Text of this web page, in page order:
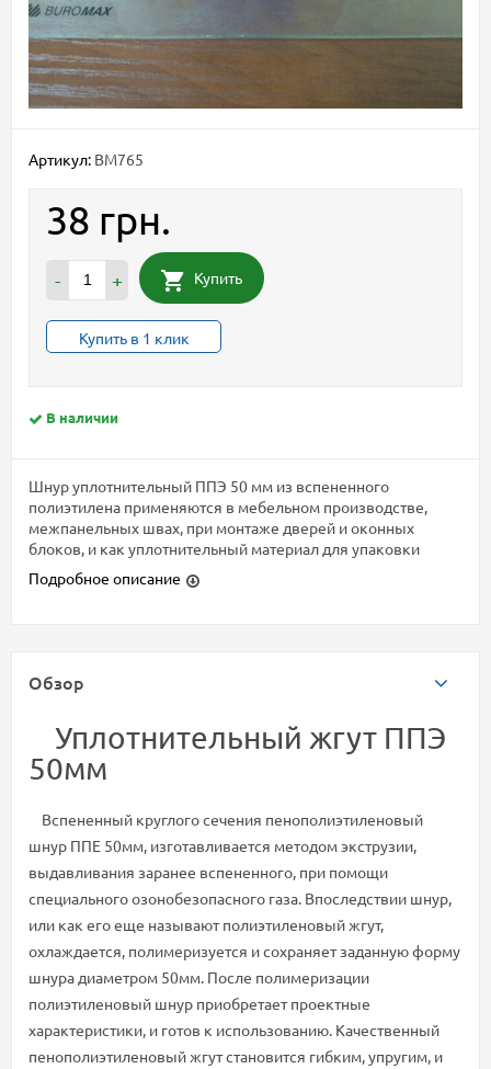
Артикул: BM765
38 грн.
- + Купить
Купить в 1 клик
В наличии
Шнур уплотнительный ППЭ 50 мм из вспененного
полиэтилена применяются в мебельном производстве,
межпанельных швах, при монтаже дверей и оконных
блоков, и как уплотнительный материал для упаковки
Подробное описание
Обзор
Уплотнительный жгут ППЭ
50мм
Вспененный круглого сечения пенополиэтиленовый
шнур ППЕ 50мм, изготавливается методом экструзии,
выдавливания заранее вспененного, при помощи
специального озонобезопасного газа. Впоследствии шнур,
или как его еще называют полиэтиленовый жгут,
охлаждается, полимеризуется и сохраняет заданную форму
шнура диаметром 50мм. После полимеризации
полиэтиленовый шнур приобретает проектные
характеристики, и готов к использованию. Качественный
пенополиэтиленовый жгут становится гибким, упругим, и